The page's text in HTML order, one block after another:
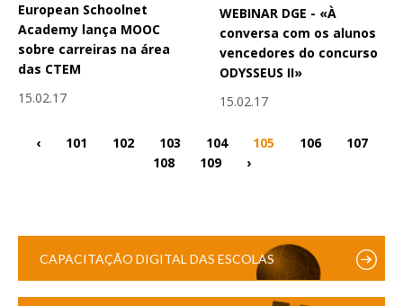
European Schoolnet
Academy lança MOOC
sobre carreiras na área
das CTEM
15.02.17
WEBINAR DGE - «À
conversa com os alunos
vencedores do concurso
ODYSSEUS II»
15.02.17
‹ 101 102 103 104 105 106
107
108
109 ›
CAPACITAÇÃO DIGITAL DAS ESCOLAS